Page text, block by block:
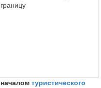
туристического